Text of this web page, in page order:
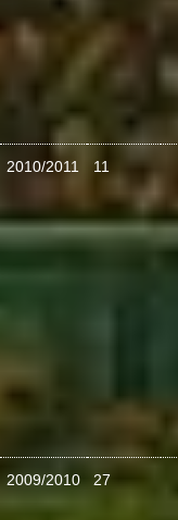
2010/2011 11
2009/2010 27